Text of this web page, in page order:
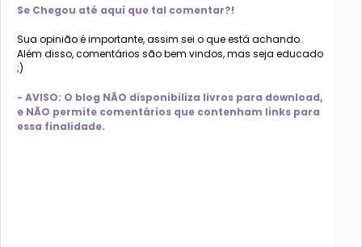
Se Chegou até aqui que tal comentar?!
Sua opinião é importante, assim sei o que está achando.
Além disso, comentários são bem vindos, mas seja educado
;)
- AVISO: O blog NÃO disponibiliza livros para download,
e NÃO permite comentários que contenham links para
essa finalidade.